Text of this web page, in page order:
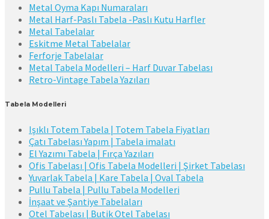
Metal Oyma Kapı Numaraları
Metal Harf-Paslı Tabela -Paslı Kutu Harfler
Metal Tabelalar
Eskitme Metal Tabelalar
Ferforje Tabelalar
Metal Tabela Modelleri – Harf Duvar Tabelası
Retro-Vintage Tabela Yazıları
Tabela Modelleri
Işıklı Totem Tabela | Totem Tabela Fiyatları
Çatı Tabelası Yapım | Tabela imalatı
El Yazımı Tabela | Fırça Yazıları
Ofis Tabelası | Ofis Tabela Modelleri | Şirket Tabelası
Yuvarlak Tabela | Kare Tabela | Oval Tabela
Pullu Tabela | Pullu Tabela Modelleri
İnşaat ve Şantiye Tabelaları
Otel Tabelası | Butik Otel Tabelası